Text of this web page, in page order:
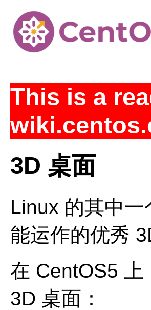
This is a
3D 桌面
Linux 的其中
能运作的优秀
在 CentOS5 上
3D 桌面：